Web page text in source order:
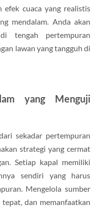
efek cuaca yang realistis
mendalam. Anda akan
tengah pertempuran
lawan yang tangguh di
yang Menguji
sekadar pertempuran
strategi yang cermat
Setiap kapal memiliki
sendiri yang harus
Mengelola sumber
dan memanfaatkan